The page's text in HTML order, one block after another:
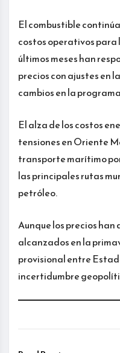
El combustible
costos operativos para
últimos meses han
precios con ajustes en
cambios en la
El alza de los costos
tensiones en Oriente
transporte marítimo
las principales rutas
petróleo.
Aunque los precios han
alcanzados en la
provisional entre
incertidumbre